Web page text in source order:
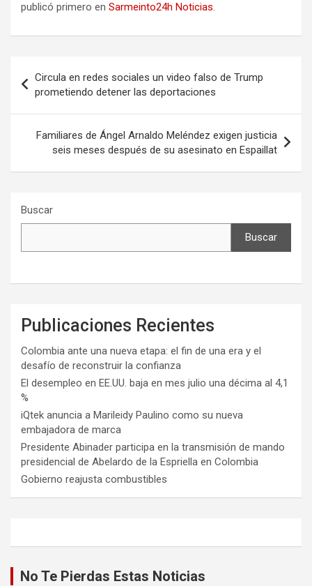
publicó primero en Sarmeinto24h Noticias.
de
entradas
Circula en redes sociales un video falso de Trump
prometiendo detener las deportaciones
Familiares de Ángel Arnaldo Meléndez exigen justicia
seis meses después de su asesinato en Espaillat
Buscar
Buscar
Publicaciones Recientes
Colombia ante una nueva etapa: el fin de una era y el
desafío de reconstruir la confianza
El desempleo en EE.UU. baja en mes julio una décima al 4,1
%
iQtek anuncia a Marileidy Paulino como su nueva
embajadora de marca
Presidente Abinader participa en la transmisión de mando
presidencial de Abelardo de la Espriella en Colombia
Gobierno reajusta combustibles
No Te Pierdas Estas Noticias